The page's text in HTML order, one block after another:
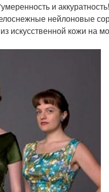
и
нейлоновые
искусственной кожи на